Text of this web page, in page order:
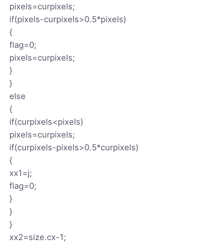
pixels=curpixels;
if(pixels-curpixels>0.5*pixels)
{
flag=0;
pixels=curpixels;
}
}
else
{
if(curpixels<pixels)
pixels=curpixels;
if(curpixels-pixels>0.5*curpixels)
{
xx1=j;
flag=0;
}
}
}
xx2=size.cx-1;